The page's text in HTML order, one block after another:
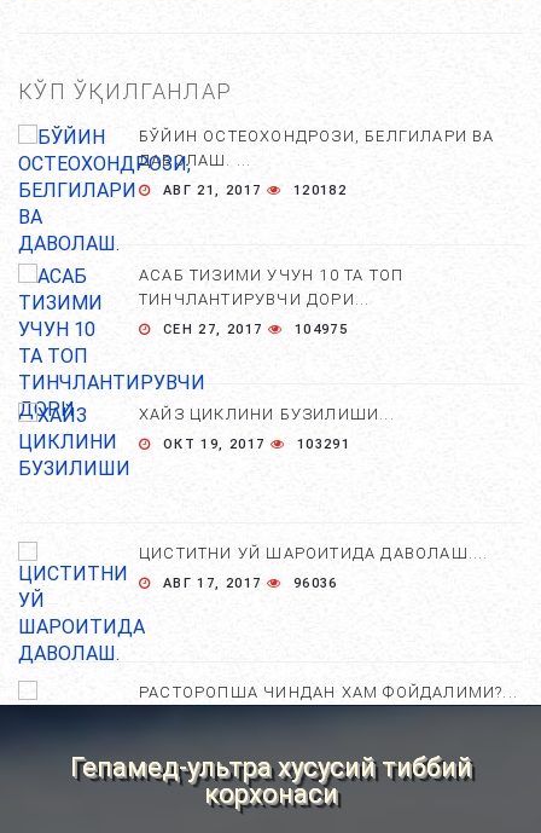
КЎП ЎҚИЛГАНЛАР
БЎЙИН ОСТЕОХОНДРОЗИ, БЕЛГИЛАРИ ВА
ДАВОЛАШ. ...
АВГ 21, 2017 120182
АСАБ ТИЗИМИ УЧУН 10 ТА ТОП
ТИНЧЛАНТИРУВЧИ ДОРИ...
СЕН 27, 2017 104975
ХАЙЗ ЦИКЛИНИ БУЗИЛИШИ...
ОКТ 19, 2017 103291
ЦИСТИТНИ УЙ ШАРОИТИДА ДАВОЛАШ....
АВГ 17, 2017 96036
РАСТОРОПША ЧИНДАН ХАМ ФОЙДАЛИМИ?...
Гепамед-ультра хусусий тиббий
корхонаси